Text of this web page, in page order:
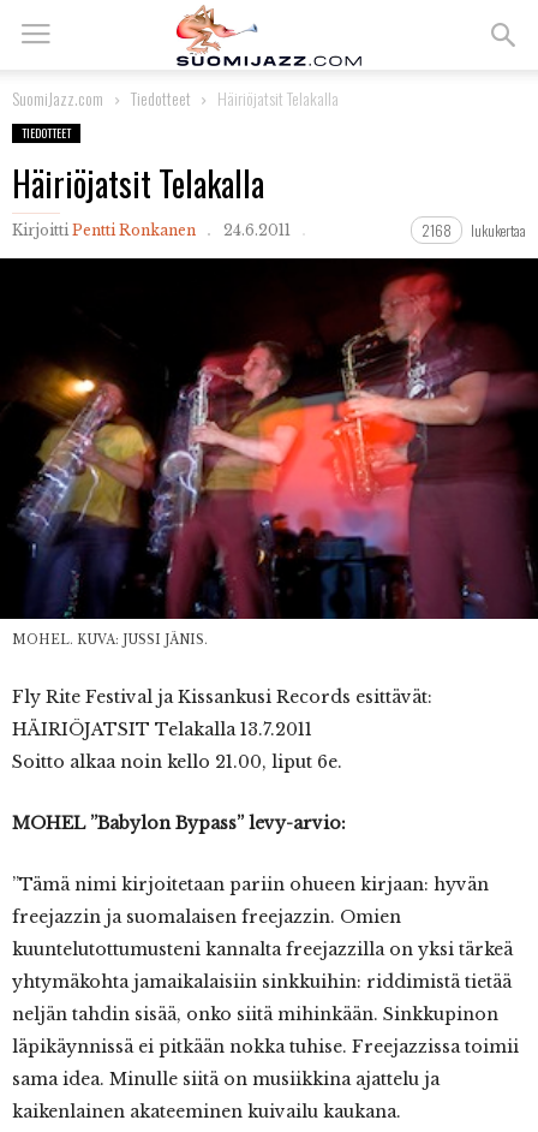
SuomiJazz.com Tiedotteet Häiriöjatsit Telakalla
TIEDOTTEET
Häiriöjatsit Telakalla
Kirjoitti Pentti Ronkanen 24.6.2011 2168 lukukertaa
MOHEL. KUVA: JUSSI JÄNIS.
Fly Rite Festival ja Kissankusi Records esittävät:
HÄIRIÖJATSIT Telakalla 13.7.2011
Soitto alkaa noin kello 21.00, liput 6e.
MOHEL ”Babylon Bypass” levy-arvio:
”Tämä nimi kirjoitetaan pariin ohueen kirjaan: hyvän
freejazzin ja suomalaisen freejazzin. Omien
kuuntelutottumusteni kannalta freejazzilla on yksi tärkeä
yhtymäkohta jamaikalaisiin sinkkuihin: riddimistä tietää
neljän tahdin sisää, onko siitä mihinkään. Sinkkupinon
läpikäynnissä ei pitkään nokka tuhise. Freejazzissa toimii
sama idea. Minulle siitä on musiikkina ajattelu ja
kaikenlainen akateeminen kuivailu kaukana.